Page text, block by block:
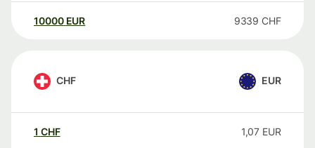
10000 EUR 9339 CHF
CHF EUR
1 CHF 1,07 EUR